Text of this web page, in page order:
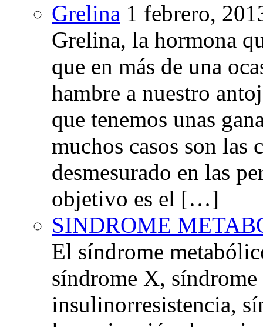
Grelina 1 febrero,
Grelina, la hormona
que en más de una
hambre a nuestro
que tenemos unas
muchos casos son las
desmesurado en las
objetivo es el […]
SINDROME
El síndrome
síndrome X,
insulinorresistencia,